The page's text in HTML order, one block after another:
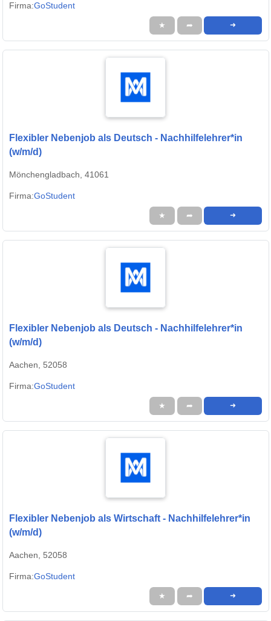
Firma:GoStudent
★ ➦ ➜
Flexibler Nebenjob als Deutsch - Nachhilfelehrer*in
(w/m/d)
Mönchengladbach, 41061
Firma:GoStudent
★ ➦ ➜
Flexibler Nebenjob als Deutsch - Nachhilfelehrer*in
(w/m/d)
Aachen, 52058
Firma:GoStudent
★ ➦ ➜
Flexibler Nebenjob als Wirtschaft - Nachhilfelehrer*in
(w/m/d)
Aachen, 52058
Firma:GoStudent
★ ➦ ➜